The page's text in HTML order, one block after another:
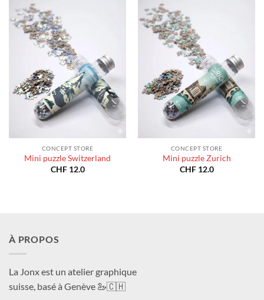
CONCEPT STORE
Mini puzzle Switzerland
CHF12.0
CONCEPT STORE
Mini puzzle Zurich
CHF12.0
À PROPOS
La Jonx est un atelier graphique
suisse, basé à Genève 🦢🇨🇭